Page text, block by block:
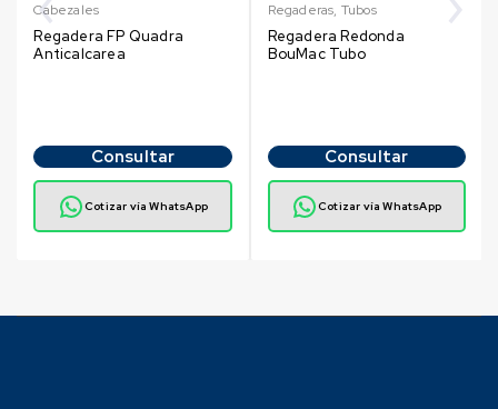
Cabezales
Regadera FP Quadra
Anticalcarea
Consultar
Cotizar vía WhatsApp
Regaderas, Tubos
Regadera Redonda
BouMac Tubo
Consultar
Cotizar vía WhatsApp